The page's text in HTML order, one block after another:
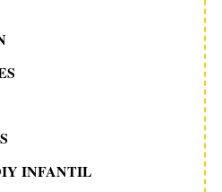
INFANTIL